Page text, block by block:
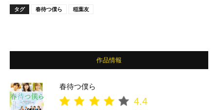
タグ 春待つ僕ら 稲葉友
作品情報
春待つ僕ら
4.4